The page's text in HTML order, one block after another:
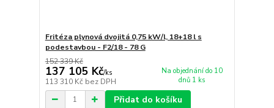
Fritéza plynová dvojitá 0,75 kW/l, 18+18 l s
podestavbou - F2/18 - 78 G
152 339 Kč
137 105 Kč/ks
113 310 Kč bez DPH
Na objednání do 10
dnů 1 ks
Přidat do košíku